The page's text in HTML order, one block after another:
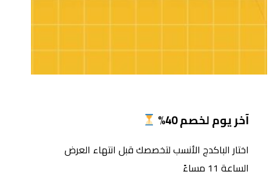
آخر يوم لخصم 40%
اختار الباكدج الأنسب لتخصصك قبل انتهاء العرض
الساعة 11 مساءً